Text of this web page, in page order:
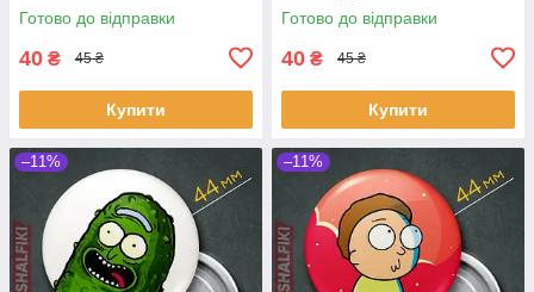
Готово до відправки
40 ₴ 45 ₴
Купити
Готово до відправки
40 ₴ 45 ₴
Купити
–11% –11%